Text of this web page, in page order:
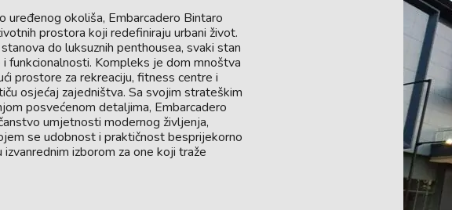
uređenog okoliša, Embarcadero Bintaro
prostora koji redefiniraju urbani život.
do luksuznih penthousea, svaki stan
funkcionalnosti. Kompleks je dom mnoštva
prostore za rekreaciju, fitness centre i
osjećaj zajedništva. Sa svojim strateškim
posvećenom detaljima, Embarcadero
umjetnosti modernog življenja,
se udobnost i praktičnost besprijekorno
izborom za one koji traže